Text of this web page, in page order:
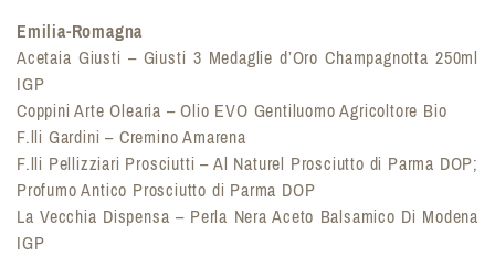
Emilia-Romagna
Acetaia Giusti – Giusti 3 Medaglie d’Oro Champagnotta 250ml
IGP
Coppini Arte Olearia – Olio EVO Gentiluomo Agricoltore Bio
F.lli Gardini – Cremino Amarena
F.lli Pellizziari Prosciutti – Al Naturel Prosciutto di Parma DOP;
Profumo Antico Prosciutto di Parma DOP
La Vecchia Dispensa – Perla Nera Aceto Balsamico Di Modena
IGP